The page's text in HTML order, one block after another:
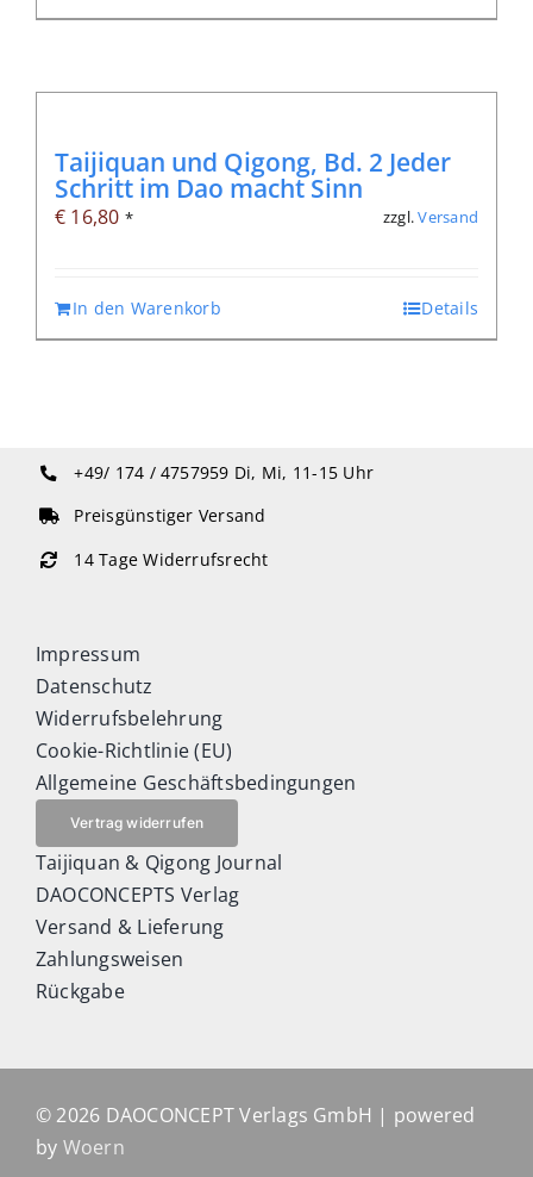
Taijiquan und Qigong, Bd. 2 Jeder
Schritt im Dao macht Sinn
€ 16,80 * zzgl.Versand
In den Warenkorb Details
+49/ 174 / 4757959 Di, Mi, 11-15 Uhr
Preisgünstiger Versand
14 Tage Widerrufsrecht
Impressum
Datenschutz
Widerrufsbelehrung
Cookie-Richtlinie (EU)
Allgemeine Geschäftsbedingungen
Vertrag widerrufen
Taijiquan & Qigong Journal
DAOCONCEPTS Verlag
Versand & Lieferung
Zahlungsweisen
Rückgabe
© 2026 DAOCONCEPT Verlags GmbH | powered
by Woern